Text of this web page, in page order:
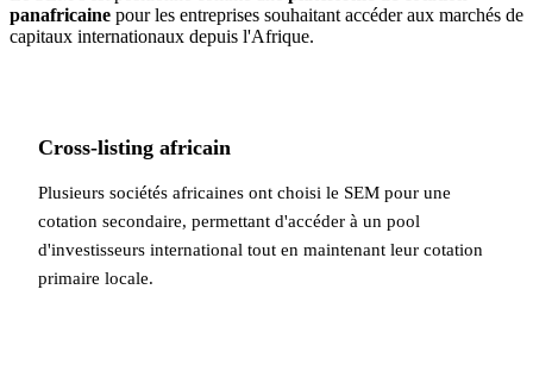
panafricaine pour les entreprises souhaitant accéder aux marchés de
capitaux internationaux depuis l'Afrique.
Cross-listing africain
Plusieurs sociétés africaines ont choisi le SEM pour une
cotation secondaire, permettant d'accéder à un pool
d'investisseurs international tout en maintenant leur cotation
primaire locale.